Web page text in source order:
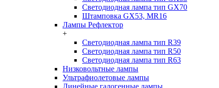
Светодиодная лампа тип GX70
Штамповка GX53, MR16
Лампы Рефлектор
+
Светодиодная лампа тип R39
Светодиодная лампа тип R50
Светодиодная лампа тип R63
Низковольтные лампы
Ультрафиолетовые лампы
Линейные галогенные лампы